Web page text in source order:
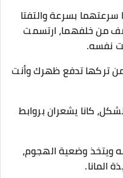
بسرعة والتفتا
من خلفهما، ارتسمت
نفسه.
من تركها تدفع ظهرك وأنت
كانا يشعران بروابط
ويتخذ وضعية الهجوم،
المانا.